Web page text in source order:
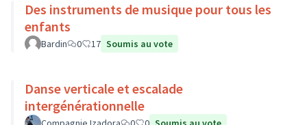
Des instruments de musique pour tous les
enfants
Bardin 0 17 Soumis au vote
Danse verticale et escalade
intergénérationnelle